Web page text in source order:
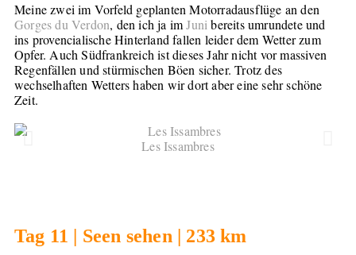
Meine zwei im Vorfeld geplanten Motorradausflüge an den
Gorges du Verdon, den ich ja imJunibereits umrundete und
ins provencialische Hinterland fallen leider dem Wetter zum
Opfer. Auch Südfrankreich ist dieses Jahr nicht vor massiven
Regenfällen und stürmischen Böen sicher. Trotz des
wechselhaften Wetters haben wir dort aber eine sehr schöne
Zeit.
Les Issambres
Tag 11 | Seen sehen | 233 km